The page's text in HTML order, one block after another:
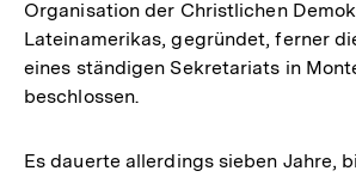
Organisation der Christlichen
Lateinamerikas, gegründet, ferner
eines ständigen Sekretariats in
beschlossen.
Es dauerte allerdings sieben Jahre,